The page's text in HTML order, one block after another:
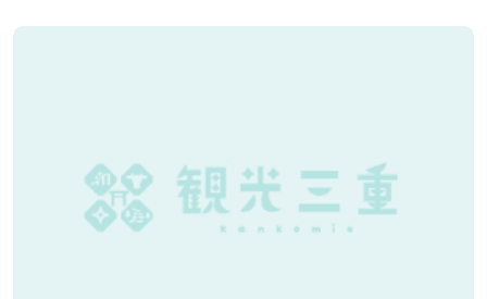
る」癒しの旅をぜひゆったりとお愉しみください。